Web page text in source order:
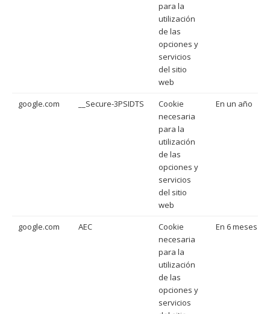
para la
utilización
de las
opciones y
servicios
del sitio
web
google.com __Secure-3PSIDTS
Cookie
necesaria
para la
utilización
de las
opciones y
servicios
del sitio
web
En un año
google.com AEC
Cookie
necesaria
para la
utilización
de las
opciones y
servicios
En 6 meses